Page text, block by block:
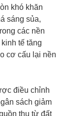
khó khăn
sáng sủa,
các nền
tế tăng
cơ cấu lại nền
điều chỉnh
sách giảm
thu từ đất